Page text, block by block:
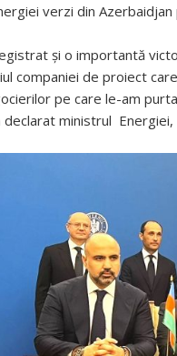
verzi din Azerbaidjan
și o importantă
companiei de proiect
pe care le-am
ministrul Energiei,